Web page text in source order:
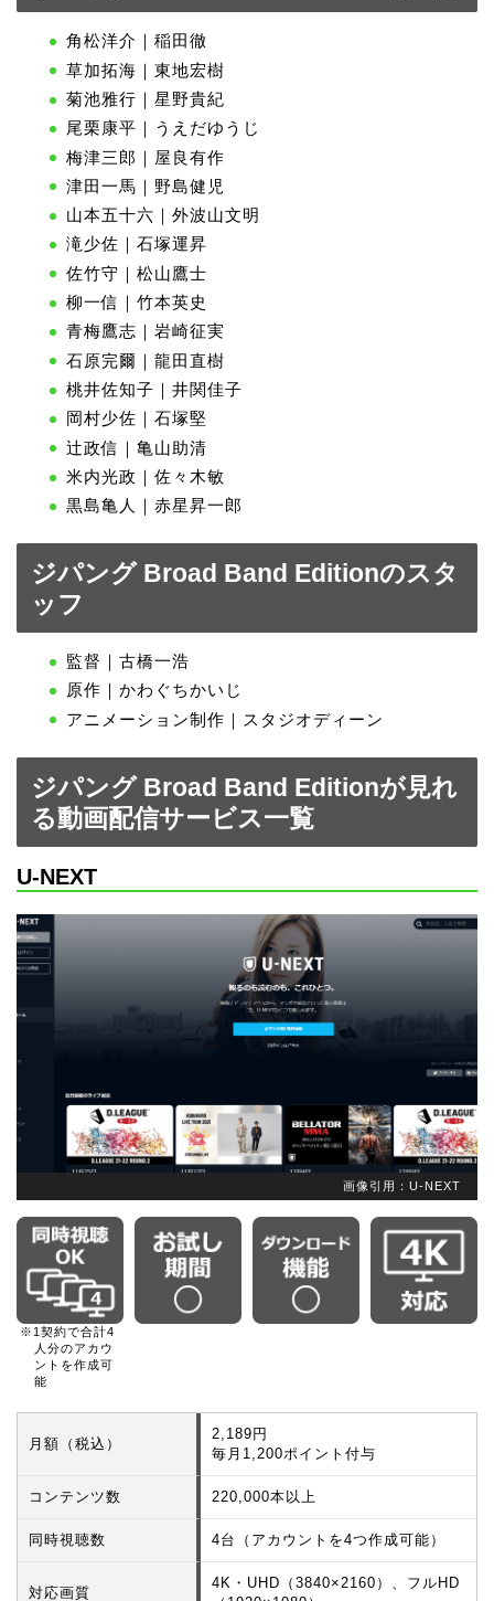
角松洋介｜稲田徹
草加拓海｜東地宏樹
菊池雅行｜星野貴紀
尾栗康平｜うえだゆうじ
梅津三郎｜屋良有作
津田一馬｜野島健児
山本五十六｜外波山文明
滝少佐｜石塚運昇
佐竹守｜松山鷹士
柳一信｜竹本英史
青梅鷹志｜岩崎征実
石原完爾｜龍田直樹
桃井佐知子｜井関佳子
岡村少佐｜石塚堅
辻政信｜亀山助清
米内光政｜佐々木敏
黒島亀人｜赤星昇一郎
ジパング Broad Band Editionのスタ
ッフ
監督｜古橋一浩
原作｜かわぐちかいじ
アニメーション制作｜スタジオディーン
ジパング Broad Band Editionが見れ
る動画配信サービス一覧
U-NEXT
画像引用：U-NEXT
※1契約で合計4
人分のアカウ
ントを作成可
能
月額（税込）
2,189円
毎月1,200ポイント付与
コンテンツ数 220,000本以上
同時視聴数 4台（アカウントを4つ作成可能）
対応画質
4K・UHD（3840×2160）、フルHD